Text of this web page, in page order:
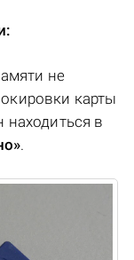
не
карты
находиться в
.